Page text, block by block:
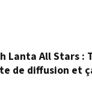
Lanta All Stars :
de diffusion et